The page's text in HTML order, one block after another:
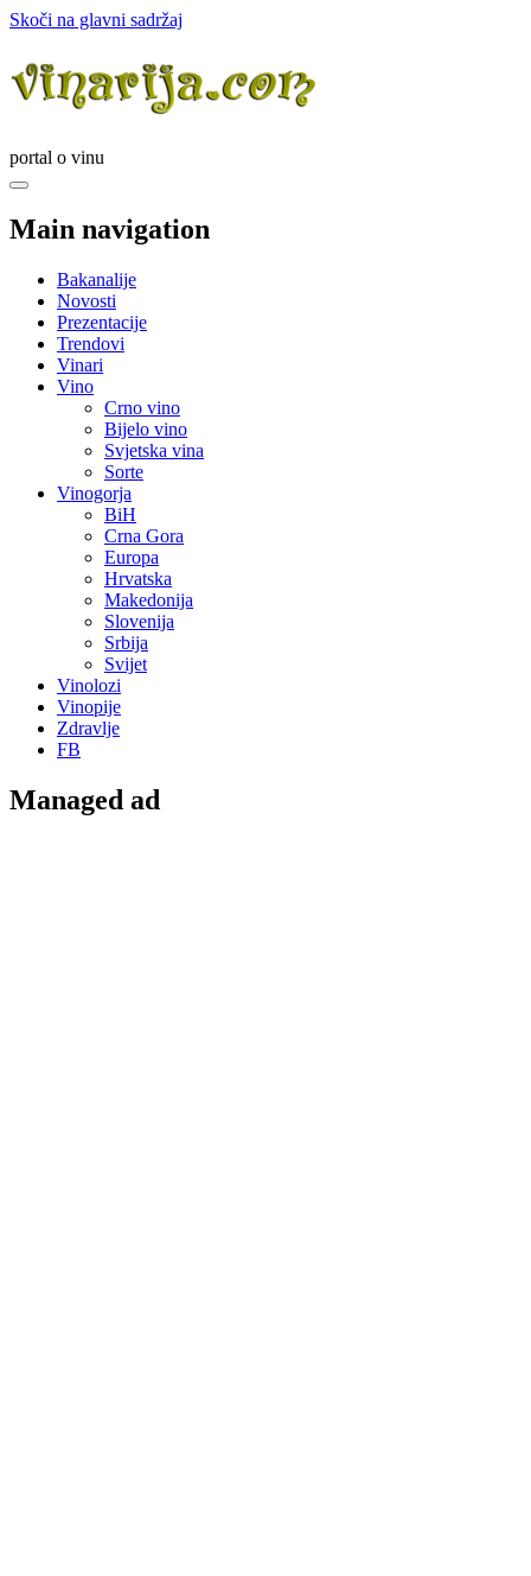
Skoči na glavni sadržaj
portal o vinu
Main navigation
Bakanalije
Novosti
Prezentacije
Trendovi
Vinari
Vino
Crno vino
Bijelo vino
Svjetska vina
Sorte
Vinogorja
BiH
Crna Gora
Europa
Hrvatska
Makedonija
Slovenija
Srbija
Svijet
Vinolozi
Vinopije
Zdravlje
FB
Managed ad